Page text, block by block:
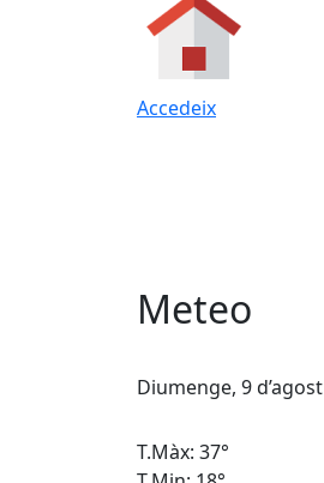
Accedeix
Meteo
Diumenge, 9 d’agost
T.Màx: 37°